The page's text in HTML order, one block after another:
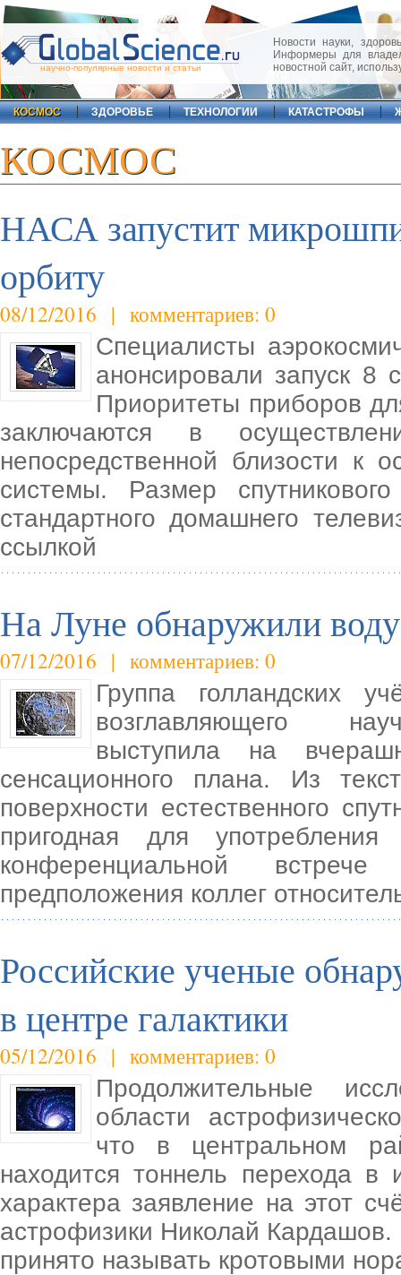
научно-популярные новости и статьи
Новости науки,
Информеры для
новостной сайт,
КОСМОС ЗДОРОВЬЕ ТЕХНОЛОГИИ КАТАСТРОФЫ
КОСМОС
НАСА запустит
орбиту
08/12/2016 | комментариев: 0
Специалисты
анонсировали запуск 8
Приоритеты приборов
заключаются в
непосредственной близости к
системы. Размер
стандартного домашнего
ссылкой
На Луне обнаружили
07/12/2016 | комментариев: 0
Группа голландских
возглавляющего
выступила на
сенсационного плана. Из
поверхности естественного
пригодная для
конференциальной
предположения коллег
Российские ученые
в центре галактики
05/12/2016 | комментариев: 0
Продолжительные
области
что в центральном
находится тоннель перехода в
характера заявление на этот
астрофизики Николай
принято называть кротовыми